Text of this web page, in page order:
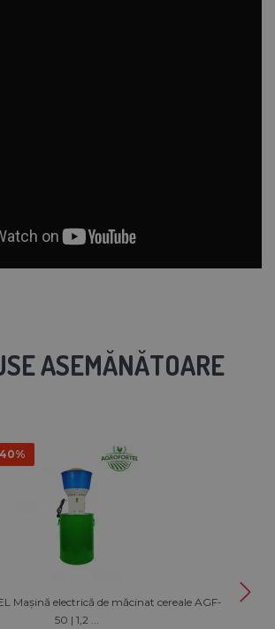
ASEMĂNĂTOARE
Mașină electrică de măcinat cereale AGF-
50 | 1,2 ...